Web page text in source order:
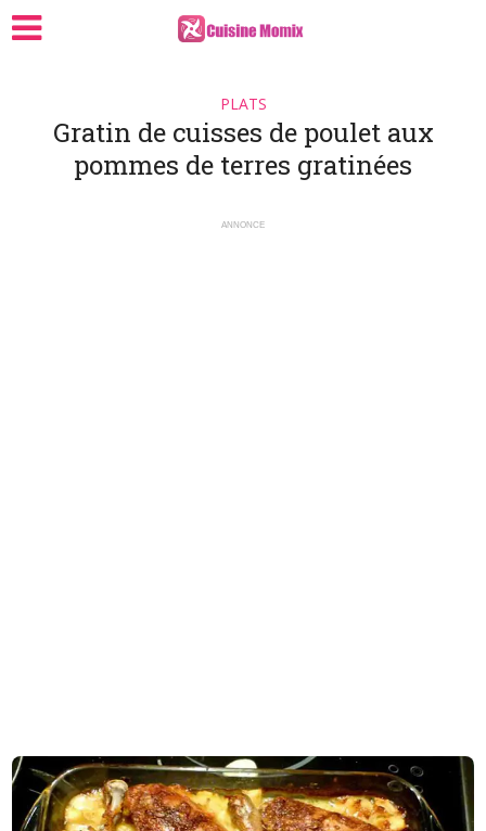
PLATS
Gratin de cuisses de poulet aux
pommes de terres gratinées
ANNONCE